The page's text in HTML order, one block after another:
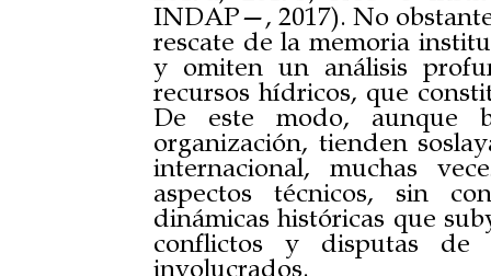
INDAP—, 2017). No
rescate de la memoria
y omiten un análisis
recursos hídricos, que
De este modo, aunque
organización, tienden
internacional, muchas
aspectos técnicos, sin
dinámicas históricas que
conflictos y disputas de
involucrados.